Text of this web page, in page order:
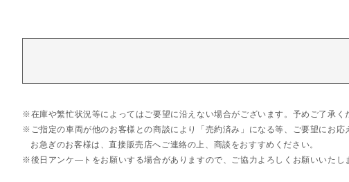
在庫や繁忙状況等によってはご要望に沿えない場合がございます。予めご了承く
ご指定の車両が他のお客様との商談により「売約済み」になる等、ご要望にお応
お急ぎのお客様は、直接販売店へご連絡の上、商談をおすすめください。
後日アンケ―トをお願いする場合がありますので、ご協力よろしくお願いいたし